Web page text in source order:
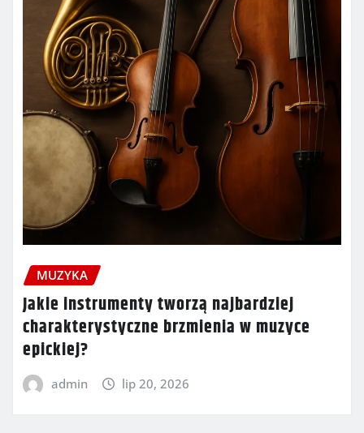
MUZYKA
Jakie instrumenty tworzą najbardziej
charakterystyczne brzmienia w muzyce
epickiej?
admin lip 20, 2026